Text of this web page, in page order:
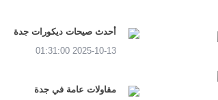
أحدث صيحات ديكورات جدة
2025-10-13 01:31:00
مقاولات عامة في جدة